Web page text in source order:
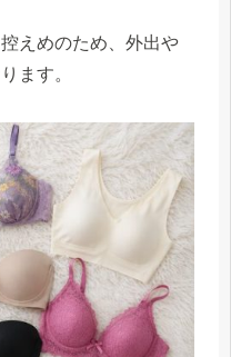
えめのため、外出や
ます。